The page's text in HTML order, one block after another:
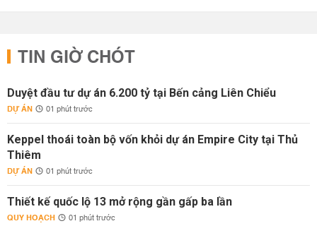
TIN GIỜ CHÓT
Duyệt đầu tư dự án 6.200 tỷ tại Bến cảng Liên Chiểu
DỰ ÁN 01 phút trước
Keppel thoái toàn bộ vốn khỏi dự án Empire City tại Thủ
Thiêm
DỰ ÁN 01 phút trước
Thiết kế quốc lộ 13 mở rộng gần gấp ba lần
QUY HOẠCH 01 phút trước